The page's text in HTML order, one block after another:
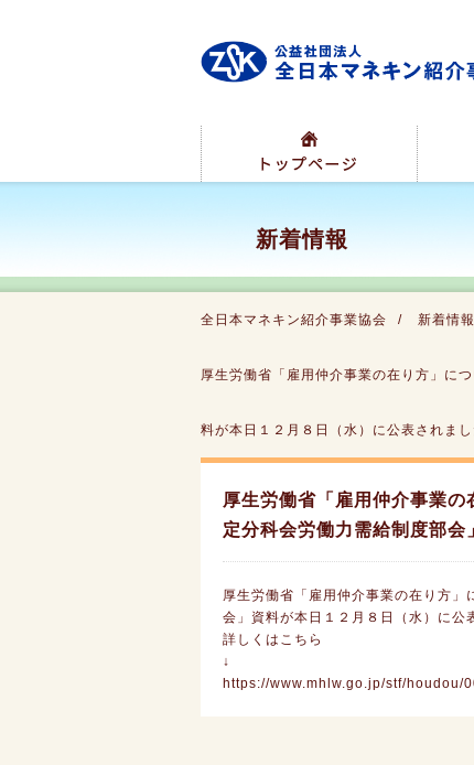
新着情報
全日本マネキン紹介事業協会 新着情報
厚生労働省「雇用仲介事業の在り方」に
料が本日１２月８日（水）に公表されまし
厚生労働省「雇用仲介事業
定分科会労働力需給制度部会
厚生労働省「雇用仲介事業の在り方
会」資料が本日１２月８日（水）に公
詳しくはこちら
↓
https://www.mhlw.go.jp/stf/houdou/